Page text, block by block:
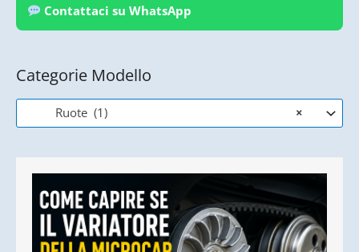
Contattaci su WhatsApp
Categorie Modello
×
Ruote (1)